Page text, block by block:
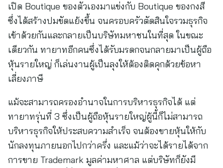
เปิด Boutique ของตัวเองมาแข่งกับ Boutique ของกงสี
ซึ่งได้สร้างปมขัดแย้งขึ้น จนครอบครัวตัดสินใจรวมธุรกิจ
เข้าด้วยกันและกลายเป็นบริษัทมหาชนในที่สุด ในขณะ
เดียวกัน ทายาทอีกคนซึ่งได้รับมรดกจนกลายมาเป็นผู้ถือ
หุ้นรายใหญ่ ก็เล่นงานผู้เป็นลุงให้ต้องติดคุกด้วยข้อหา
เลี่ยงภาษี
แม้จะสามารถครองอำนาจในการบริหารธุรกิจได้ แต่
ทายาทรุ่นที่ 3 ซึ่งเป็นผู้ถือหุ้นรายใหญ่ผู้นี้ก็ไม่สามารถ
บริหารธุรกิจให้ประสบความสำเร็จ จนต้องขายหุ้นให้กับ
นักลงทุนภายนอกไปกว่าครึ่ง และแม้ว่าจะได้รายได้จาก
การขาย Trademark มูลค่ามหาศาล แต่บริษัทก็ยังมี